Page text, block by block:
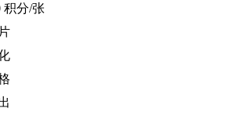
积分/张